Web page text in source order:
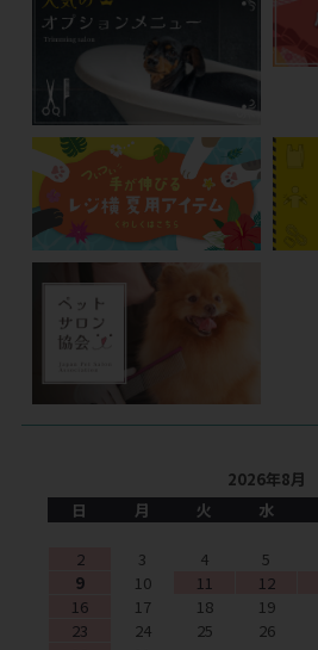
2026年8月
日
月 火 水
2
3 4 5
9
10 11 12
16
17 18 19
23
24 25 26